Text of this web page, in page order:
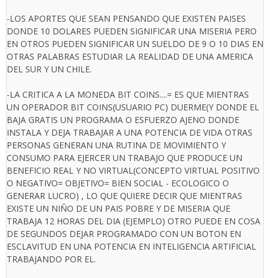
-LOS APORTES QUE SEAN PENSANDO QUE EXISTEN PAISES
DONDE 10 DOLARES PUEDEN SIGNIFICAR UNA MISERIA PERO
EN OTROS PUEDEN SIGNIFICAR UN SUELDO DE 9 O 10 DIAS EN
OTRAS PALABRAS ESTUDIAR LA REALIDAD DE UNA AMERICA
DEL SUR Y UN CHILE.
-LA CRITICA A LA MONEDA BIT COINS....= ES QUE MIENTRAS
UN OPERADOR BIT COINS(USUARIO PC) DUERME(Y DONDE EL
BAJA GRATIS UN PROGRAMA O ESFUERZO AJENO DONDE
INSTALA Y DEJA TRABAJAR A UNA POTENCIA DE VIDA OTRAS
PERSONAS GENERAN UNA RUTINA DE MOVIMIENTO Y
CONSUMO PARA EJERCER UN TRABAJO QUE PRODUCE UN
BENEFICIO REAL Y NO VIRTUAL(CONCEPTO VIRTUAL POSITIVO
O NEGATIVO= OBJETIVO= BIEN SOCIAL - ECOLOGICO O
GENERAR LUCRO) , LO QUE QUIERE DECIR QUE MIENTRAS
EXISTE UN NIÑO DE UN PAIS POBRE Y DE MISERIA QUE
TRABAJA 12 HORAS DEL DIA (EJEMPLO) OTRO PUEDE EN COSA
DE SEGUNDOS DEJAR PROGRAMADO CON UN BOTON EN
ESCLAVITUD EN UNA POTENCIA EN INTELIGENCIA ARTIFICIAL
TRABAJANDO POR EL.